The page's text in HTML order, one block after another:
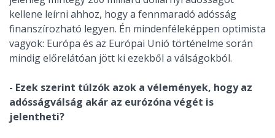
kellene leírni ahhoz, hogy a fennmaradó adósság
finanszírozható legyen. Én mindenféleképpen optimista
vagyok: Európa és az Európai Unió történelme során
mindig előrelátóan jött ki ezekből a válságokból.
- Ezek szerint túlzók azok a vélemények, hogy az
adósságválság akár az eurózóna végét is
jelentheti?